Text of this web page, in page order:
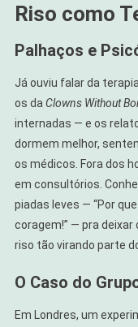
Riso como
Palhaços e
Já ouviu falar da
os da Clowns Without
internadas — e os
dormem melhor,
os médicos. Fora dos
em consultórios.
piadas leves — “Por
coragem!” — pra
riso tão virando parte
O Caso do
Em Londres, um